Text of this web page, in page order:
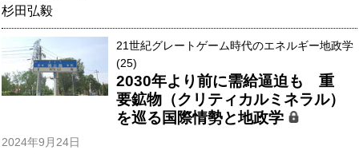
杉田弘毅
21世紀グレートゲーム時代のエネルギー地政学
(25)
2030年より前に需給逼迫も 重
要鉱物（クリティカルミネラル）
を巡る国際情勢と地政学
2024年9月24日